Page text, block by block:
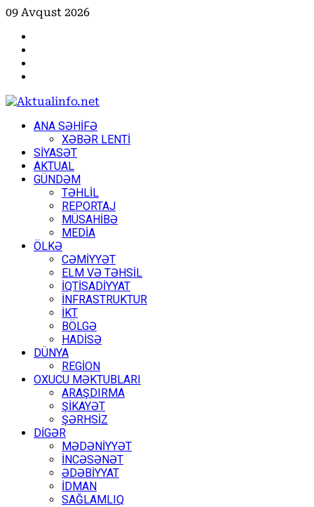
Skip
content
09 Avqust 2026
PrimaryANA SƏHİFƏ
XƏBƏR LENTİ
SİYASƏT
AKTUAL
GÜNDƏM
TƏHLİL
REPORTAJ
MÜSAHİBƏ
MEDİA
ÖLKƏ
CƏMİYYƏT
ELM VƏ TƏHSİL
İQTİSADİYYAT
İNFRASTRUKTUR
İKT
BÖLGƏ
HADİSƏ
DÜNYA
REGİON
OXUCU MƏKTUBLARI
ARAŞDIRMA
ŞİKAYƏT
ŞƏRHSİZ
DİGƏR
MƏDƏNİYYƏT
İNCƏSƏNƏT
ƏDƏBİYYAT
İDMAN
SAĞLAMLIQ